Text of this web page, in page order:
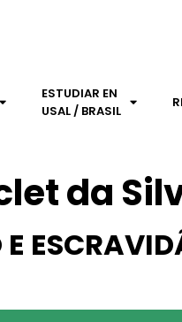
ESTUDIAR EN
USAL / BRASIL
da